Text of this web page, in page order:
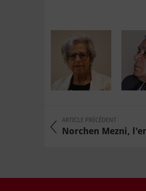
ARTICLE PRÉCÉDENT
Norchen Mezni,